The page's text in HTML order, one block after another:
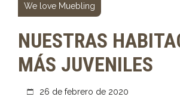
We love Muebling
NUESTRAS
MÁS JUVENILES
26 de febrero de 2020